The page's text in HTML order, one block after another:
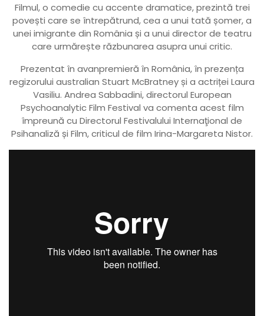
Filmul, o comedie cu accente dramatice, prezintă trei
povești care se întrepătrund, cea a unui tată șomer, a
unei imigrante din România și a unui director de teatru
care urmărește răzbunarea asupra unui critic.
Prezentat în avanpremieră în România, în prezența
regizorului australian Stuart McBratney și a actriței Laura
Vasiliu. Andrea Sabbadini, directorul European
Psychoanalytic Film Festival va comenta acest film
împreună cu Directorul Festivalului Internaţional de
Psihanaliză și Film, criticul de film Irina-Margareta Nistor.